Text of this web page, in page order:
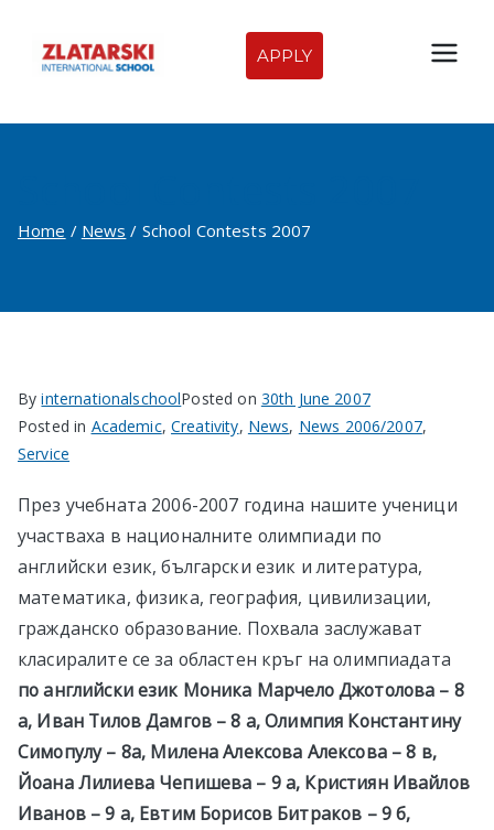
content
Zlatarski
International
Sofia
APPLY
Home News School Contests 2007
ByinternationalschoolPosted on 30th June 2007
Posted in Academic,Creativity, News, News 2006/2007,
Service
През учебната 2006-2007 година нашите ученици
участваха в националните олимпиади по
английски език, български език и литература,
математика, физика, география, цивилизации,
гражданско образование. Похвала заслужават
класиралите се за областен кръг на олимпиадата
по английски език Моника Марчело Джотолова – 8
а, Иван Тилов Дамгов – 8 а, Олимпия Константину
Симопулу – 8а, Милена Алексова Алексова – 8 в,
Йоана Лилиева Чепишева – 9 а, Кристиян Ивайлов
Иванов – 9 а, Евтим Борисов Битраков – 9 б,